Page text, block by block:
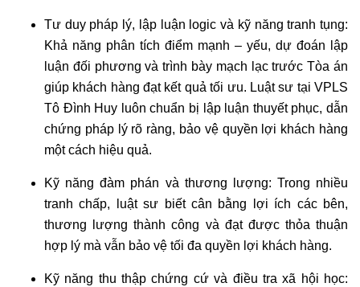
Tư duy pháp lý, lập luận logic và kỹ năng tranh tụng:
Khả năng phân tích điểm mạnh – yếu, dự đoán lập
luận đối phương và trình bày mạch lạc trước Tòa án
giúp khách hàng đạt kết quả tối ưu. Luật sư tại VPLS
Tô Đình Huy luôn chuẩn bị lập luận thuyết phục, dẫn
chứng pháp lý rõ ràng, bảo vệ quyền lợi khách hàng
một cách hiệu quả.
Kỹ năng đàm phán và thương lượng: Trong nhiều
tranh chấp, luật sư biết cân bằng lợi ích các bên,
thương lượng thành công và đạt được thỏa thuận
hợp lý mà vẫn bảo vệ tối đa quyền lợi khách hàng.
Kỹ năng thu thập chứng cứ và điều tra xã hội học: